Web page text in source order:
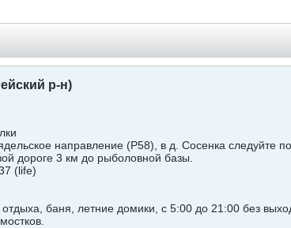
р-н)
направление (Р58), в д. Сосенка следуйте
дороге 3 км до рыболовной базы.
(life)
баня, летние домики, с 5:00 до 21:00 без